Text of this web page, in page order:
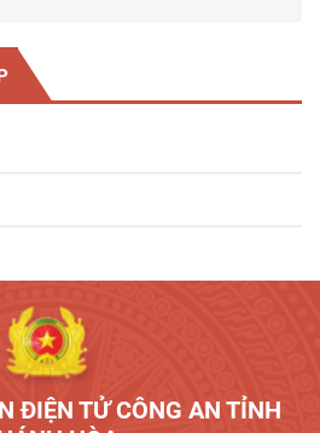
ĐIỆN TỬ CÔNG AN TỈNH